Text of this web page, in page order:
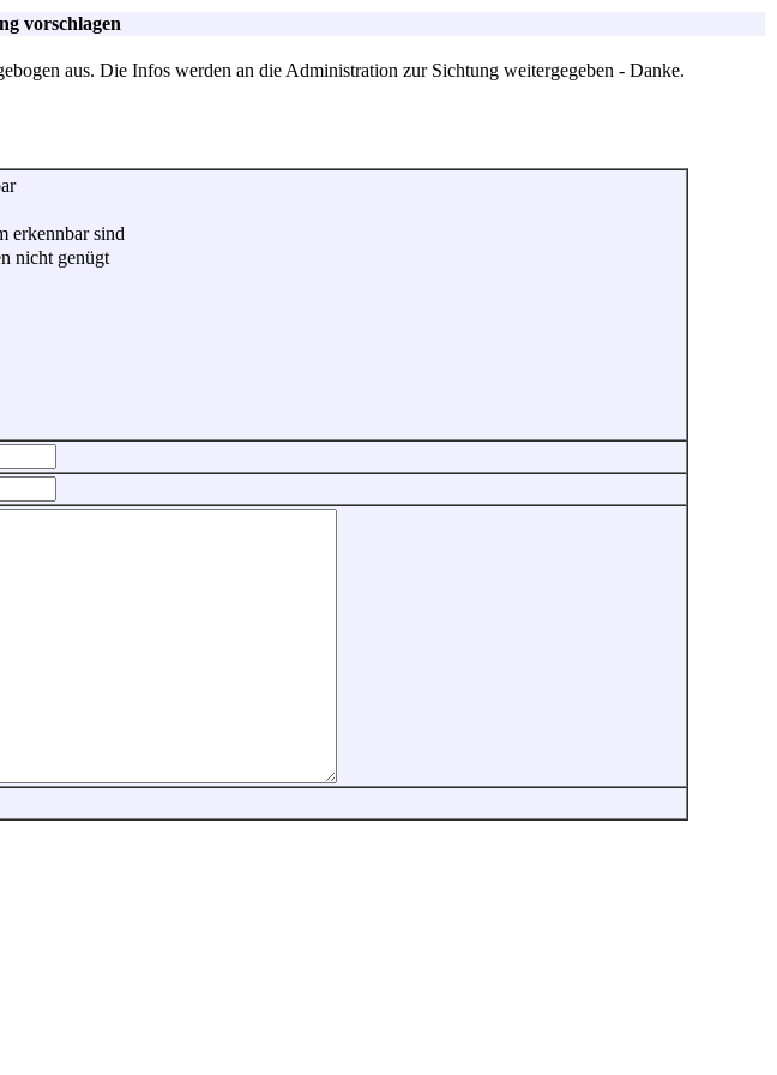
vorschlagen
aus. Die Infos werden an die Administration zur Sichtung weitergegeben - Danke.
erkennbar sind
nicht genügt